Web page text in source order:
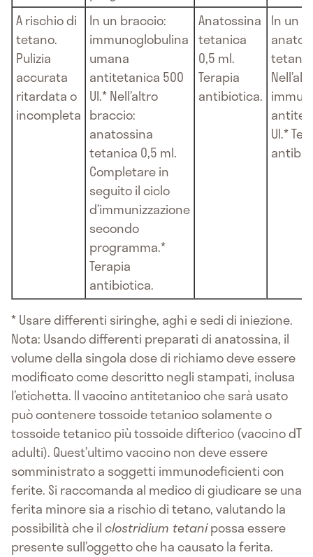
A rischio di
tetano.
Pulizia
accurata
ritardata o
incompleta
In un braccio:
immunoglobulina
umana
antitetanica 500
UI.* Nell’altro
braccio:
anatossina
tetanica 0,5 ml.
Completare in
seguito il ciclo
d’immunizzazione
secondo
programma.*
Terapia
antibiotica.
Anatossina
tetanica
0,5 ml.
Terapia
antibiotica.
In un
UI.*
* Usare differenti siringhe, aghi e sedi di iniezione.
Nota: Usando differenti preparati di anatossina, il
volume della singola dose di richiamo deve essere
modificato come descritto negli stampati, inclusa
l’etichetta. Il vaccino antitetanico che sarà usato
può contenere tossoide tetanico solamente o
tossoide tetanico più tossoide difterico (vaccino dT
adulti). Quest’ultimo vaccino non deve essere
somministrato a soggetti immunodeficienti con
ferite. Si raccomanda al medico di giudicare se una
ferita minore sia a rischio di tetano, valutando la
possibilità che ilclostridium tetanipossa essere
presente sull’oggetto che ha causato la ferita.